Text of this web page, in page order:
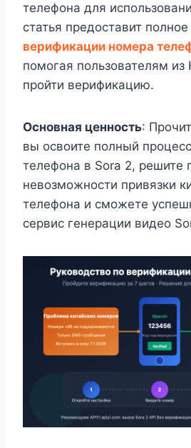
телефона для
статья предоставит
верификации номера
помогая пользователям из
пройти верификацию.
Основная ценность:
вы освоите полный
телефона в Sora 2, решите
невозможности привязки
телефона и сможете
сервис генерации видео